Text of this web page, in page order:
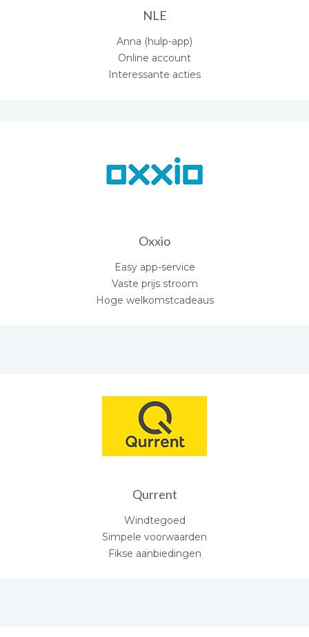
NLE
Anna (hulp-app)
Online account
Interessante acties
Oxxio
Easy app-service
Vaste prijs stroom
Hoge welkomstcadeaus
Qurrent
Windtegoed
Simpele voorwaarden
Fikse aanbiedingen